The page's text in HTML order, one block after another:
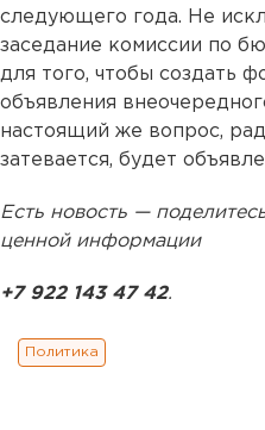
следующего года. Не
заседание комиссии по
для того, чтобы создать
объявления
настоящий же вопрос,
затевается, будет
Есть новость —
ценной информации
+7 922 143 47 42.
Политика